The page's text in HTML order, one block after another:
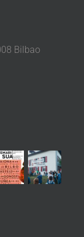
Bilbao